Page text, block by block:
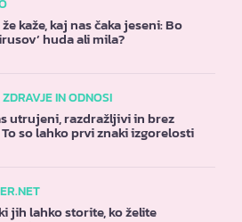
kaže, kaj nas čaka jeseni: Bo
huda ali mila?
IN ODNOSI
utrujeni, razdražljivi in brez
so lahko prvi znaki izgorelosti
jih lahko storite, ko želite